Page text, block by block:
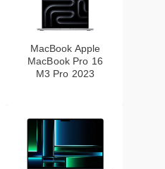
MacBook Apple
MacBook Pro 16
M3 Pro 2023